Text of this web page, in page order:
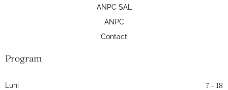
ANPC SAL
ANPC
Contact
Program
Luni 7 – 18